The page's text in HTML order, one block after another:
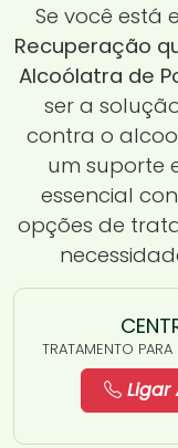
Se você está
Recuperação
Alcoólatra de
ser a
contra o
um suporte
essencial
opções de
TRATAMENTO
Ligar